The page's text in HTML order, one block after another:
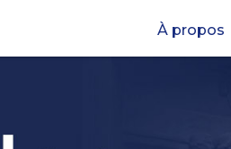
À propos